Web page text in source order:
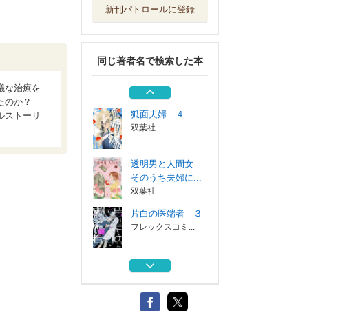
な治療を
のか？
ストーリ
新刊パトロールに登録
同じ著者名で検索した本
狐面夫婦 ３
透明男と人間女
そのうち夫婦に...
双葉社
狐面夫婦 ４
双葉社
透明男と人間女
そのうち夫婦に...
双葉社
片白の医端者 ３
フレックスコミ...
狐面夫婦 ３